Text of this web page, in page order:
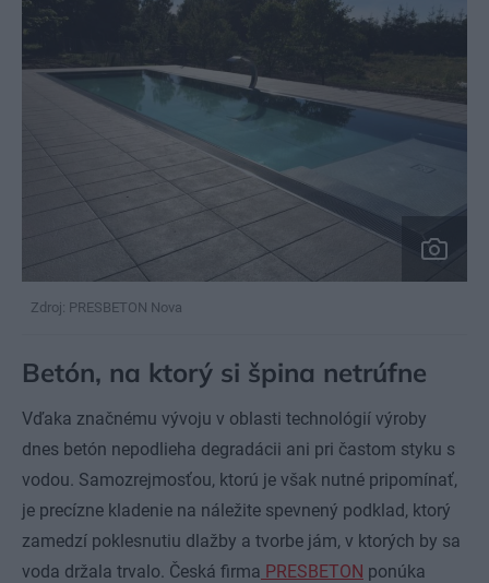
Zdroj: PRESBETON Nova
Betón, na ktorý si špina netrúfne
Vďaka značnému vývoju v oblasti technológií výroby
dnes betón nepodlieha degradácii ani pri častom styku s
vodou. Samozrejmosťou, ktorú je však nutné pripomínať,
je precízne kladenie na náležite spevnený podklad, ktorý
zamedzí poklesnutiu dlažby a tvorbe jám, v ktorých by sa
voda držala trvalo. Česká firma PRESBETON ponúka